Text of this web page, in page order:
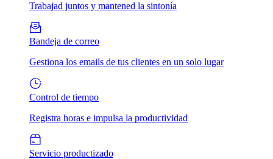
Trabajad juntos y mantened la sintonía
Bandeja de correo
Gestiona los emails de tus clientes en un solo lugar
Control de tiempo
Registra horas e impulsa la productividad
Servicio productizado